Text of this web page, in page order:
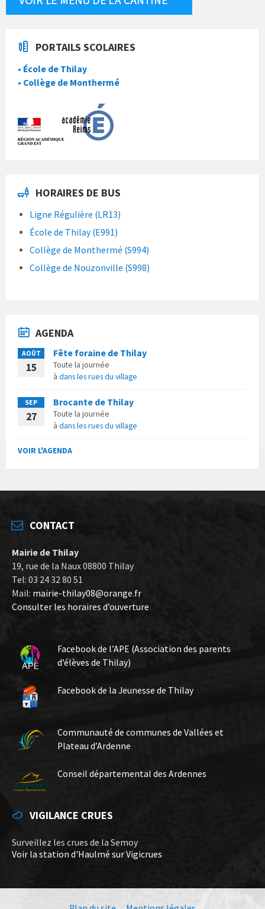
PORTAILS SCOLAIRES
• École de Thilay
• Collège de Monthermé
HORAIRES DE BUS
Ligne Régulière (LR13)
École de Thilay (E991)
Collège de Monthermé (S994)
Collège de Nouzonville (S998)
AGENDA
AOÛT
15
Fête foraine de Thilay
Toute la journée
à dans les rues du village
SEP
27
Brocante de Thilay
Toute la journée
à dans les rues du village
VOIR L'AGENDA
CONTACT
Mairie de Thilay
19, rue de la Naux 08800 Thilay
Tel: 03 24 32 80 51
Mail: mairie-thilay08@orange.fr
Consulter les horaires d’ouverture
Facebook de l’APE (Association des parents
d’élèves de Thilay)
Facebook de la Jeunesse de Thilay
Communauté de communes de Vallées et
Plateau d’Ardenne
Conseil départemental des Ardennes
VIGILANCE CRUES
Surveillez les crues de la Semoy
Voir la station d'Haulmé sur Vigicrues